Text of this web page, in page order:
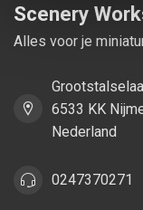
Scenery
Alles voor je
6533 KK
Nederland
0247370271